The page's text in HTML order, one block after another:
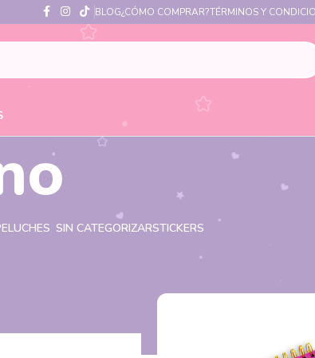
BLOG¿CÓMO COMPRAR?TÉRMINOS Y
SIN CATEGORIZARSTICKERS